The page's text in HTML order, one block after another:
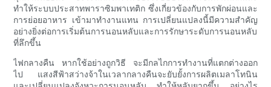
ทำให้ระบบประสาทพาราซิมพาเทติก ซึ่งเกี่ยวข้องกับการพักผ่อนและ
การย่อยอาหาร เข้ามาทำงานแทน การเปลี่ยนแปลงนี้มีความสำคัญ
อย่างยิ่งต่อการเริ่มต้นการนอนหลับและการรักษาระดับการนอนหลับ
ที่ลึกขึ้น
ไฟกลางคืน หากใช้อย่างถูกวิธี จะมีกลไกการทำงานที่แตกต่างออก
ไป แสงสีฟ้าสว่างจ้าในเวลากลางคืนจะยับยั้งการผลิตเมลาโทนิน